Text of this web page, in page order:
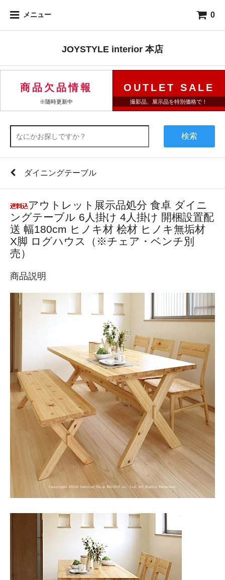
メニュー 0
JOYSTYLE interior 本店
商品欠品情報
※随時更新中
OUTLET SALE
撮影品、展示品を特別価格で！
検索
ダイニングテーブル
アウトレット展示品処分 食卓 ダイニ
ングテーブル 6人掛け 4人掛け 開梱設置配
送 幅180cm ヒノキ材 桧材 ヒノキ無垢材
X脚 ログハウス（※チェア・ベンチ別
売）
商品説明